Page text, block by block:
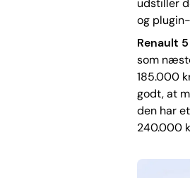
udstiller
og
Renault 5
som
185.000
godt, at
den har
240.000